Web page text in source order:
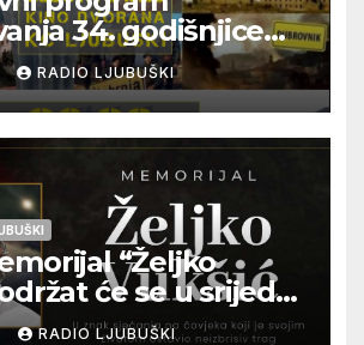
34. godišnjice
Blaža
i osmorice
HOS-a
RADIO LJUBUŠKI
“Željko
će se u srijedu
u Otoku
RADIO LJUBUŠKI